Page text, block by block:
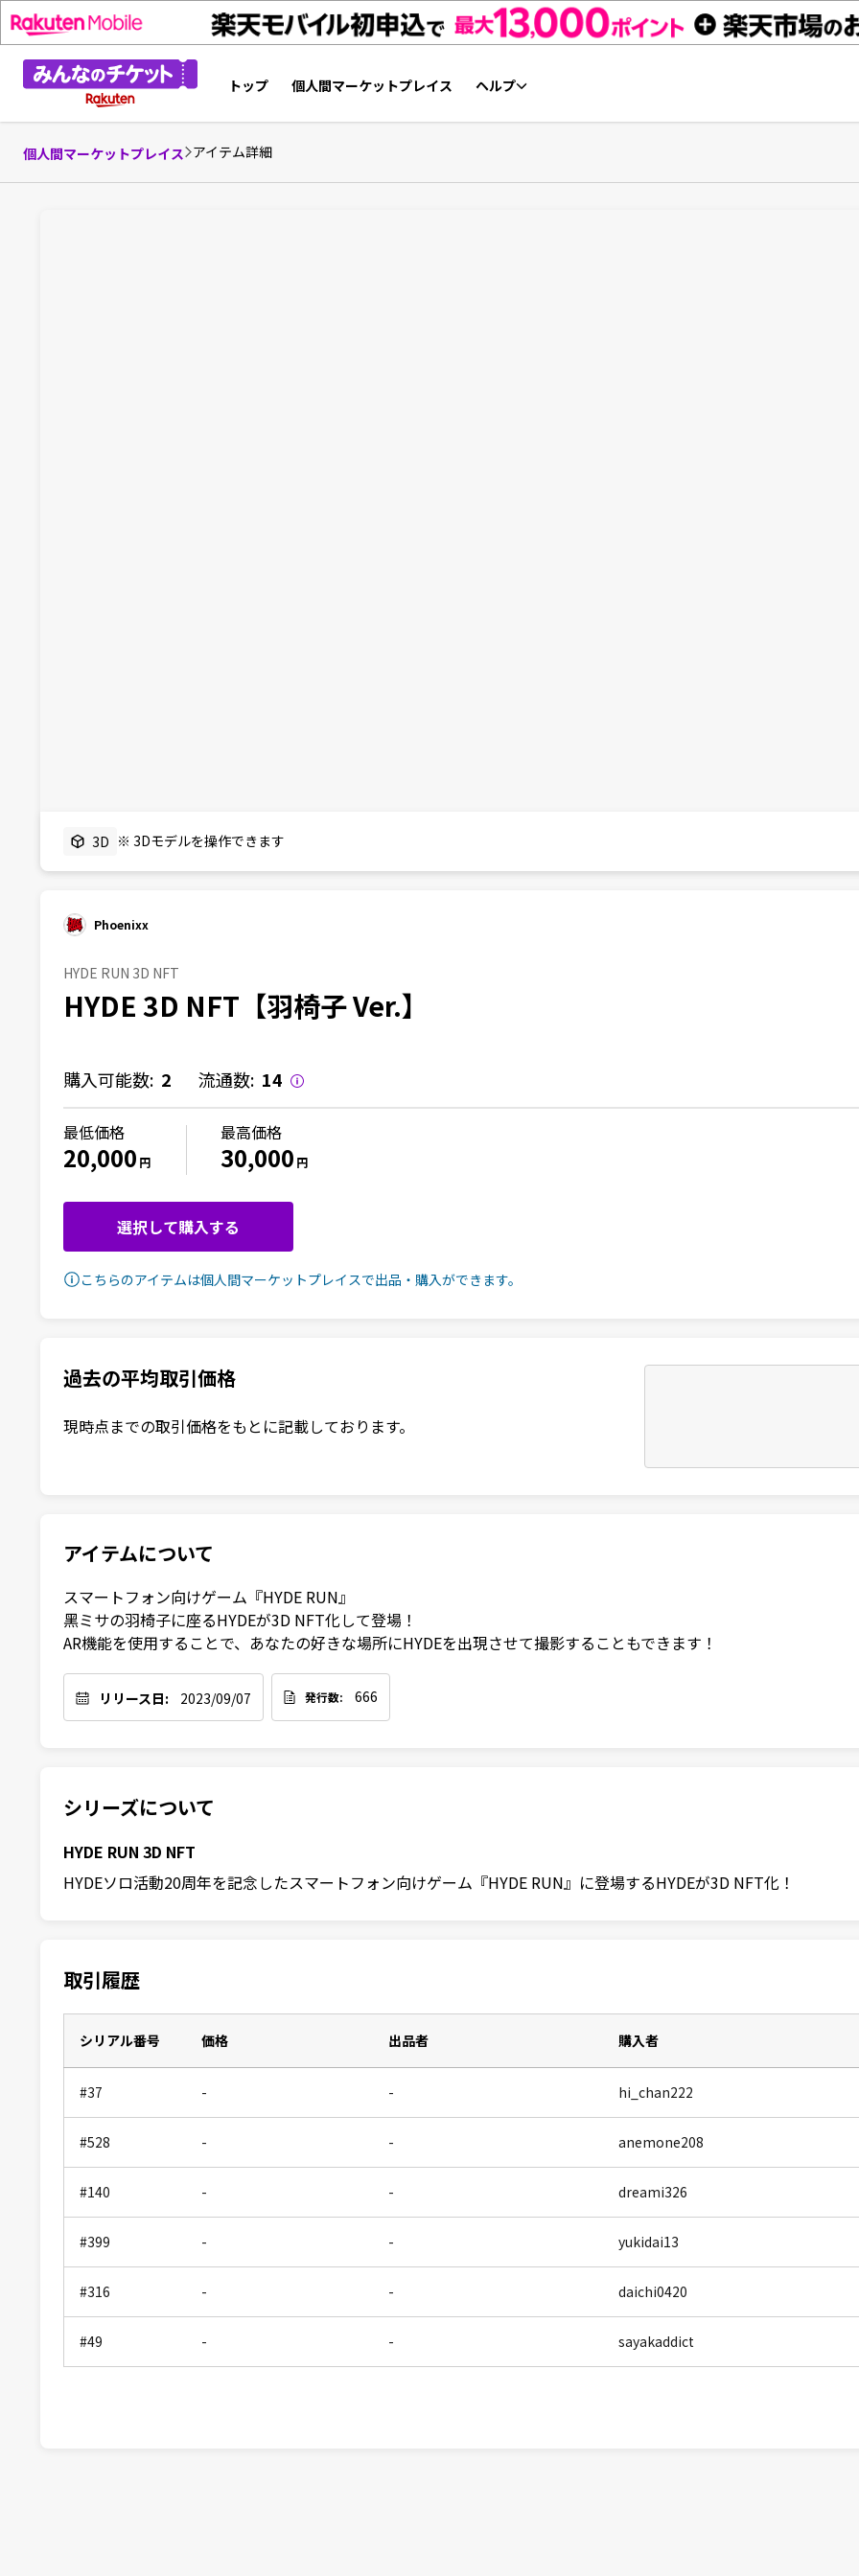
トップ 個人間マーケットプレイス ヘルプ
NFTチケット リセールガイド
個人間マーケットプレイス アイテム詳細
3D ※ 3Dモデルを操作できます
Phoenixx
HYDE RUN 3D NFT
HYDE 3D NFT【羽椅子 Ver.】
購入可能数: 2 流通数: 14
最低価格
20,000 円
最高価格
30,000 円
選択して購入する
こちらのアイテムは個人間マーケットプレイスで出品・購入ができます。
過去の平均取引価格
現時点までの取引価格をもとに記載しております。
アイテムについて
スマートフォン向けゲーム『HYDE RUN』
黑ミサの羽椅子に座るHYDEが3D NFT化して登場！
AR機能を使用することで、あなたの好きな場所にHYDEを出現させて撮影することもできます！
リリース日: 2023/09/07 発行数: 666
シリーズについて
HYDE RUN 3D NFT
HYDEソロ活動20周年を記念したスマートフォン向けゲーム『HYDE RUN』に登場するHYDEが3D NFT化！
取引履歴
シリアル番号 価格 出品者 購入者
#37 - - hi_chan222
#528 - - anemone208
#140 - - dreami326
#399 - - yukidai13
#316 - - daichi0420
#49 - - sayakaddict